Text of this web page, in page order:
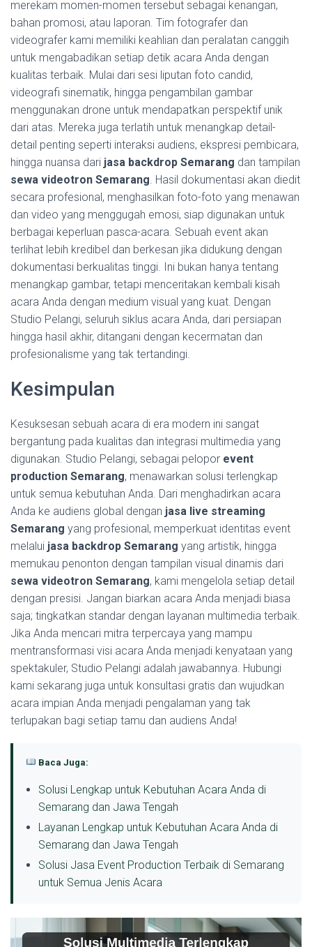
merekam momen-momen tersebut sebagai kenangan,
bahan promosi, atau laporan. Tim fotografer dan
videografer kami memiliki keahlian dan peralatan canggih
untuk mengabadikan setiap detik acara Anda dengan
kualitas terbaik. Mulai dari sesi liputan foto candid,
videografi sinematik, hingga pengambilan gambar
menggunakan drone untuk mendapatkan perspektif unik
dari atas. Mereka juga terlatih untuk menangkap detail-
detail penting seperti interaksi audiens, ekspresi pembicara,
hingga nuansa dari jasa backdrop Semarang dan tampilan
sewa videotron Semarang. Hasil dokumentasi akan diedit
secara profesional, menghasilkan foto-foto yang menawan
dan video yang menggugah emosi, siap digunakan untuk
berbagai keperluan pasca-acara. Sebuah event akan
terlihat lebih kredibel dan berkesan jika didukung dengan
dokumentasi berkualitas tinggi. Ini bukan hanya tentang
menangkap gambar, tetapi menceritakan kembali kisah
acara Anda dengan medium visual yang kuat. Dengan
Studio Pelangi, seluruh siklus acara Anda, dari persiapan
hingga hasil akhir, ditangani dengan kecermatan dan
profesionalisme yang tak tertandingi.
Kesimpulan
Kesuksesan sebuah acara di era modern ini sangat
bergantung pada kualitas dan integrasi multimedia yang
digunakan. Studio Pelangi, sebagai pelopor event
production Semarang, menawarkan solusi terlengkap
untuk semua kebutuhan Anda. Dari menghadirkan acara
Anda ke audiens global dengan jasa live streaming
Semarang yang profesional, memperkuat identitas event
melalui jasa backdrop Semarang yang artistik, hingga
memukau penonton dengan tampilan visual dinamis dari
sewa videotron Semarang, kami mengelola setiap detail
dengan presisi. Jangan biarkan acara Anda menjadi biasa
saja; tingkatkan standar dengan layanan multimedia terbaik.
Jika Anda mencari mitra terpercaya yang mampu
mentransformasi visi acara Anda menjadi kenyataan yang
spektakuler, Studio Pelangi adalah jawabannya. Hubungi
kami sekarang juga untuk konsultasi gratis dan wujudkan
acara impian Anda menjadi pengalaman yang tak
terlupakan bagi setiap tamu dan audiens Anda!
Baca Juga:
Solusi Lengkap untuk Kebutuhan Acara Anda di
Semarang dan Jawa Tengah
Layanan Lengkap untuk Kebutuhan Acara Anda di
Semarang dan Jawa Tengah
Solusi Jasa Event Production Terbaik di Semarang
untuk Semua Jenis Acara